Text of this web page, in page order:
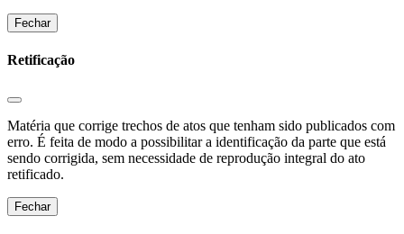
Fechar
Retificação
Matéria que corrige trechos de atos que tenham sido publicados com
erro. É feita de modo a possibilitar a identificação da parte que está
sendo corrigida, sem necessidade de reprodução integral do ato
retificado.
Fechar